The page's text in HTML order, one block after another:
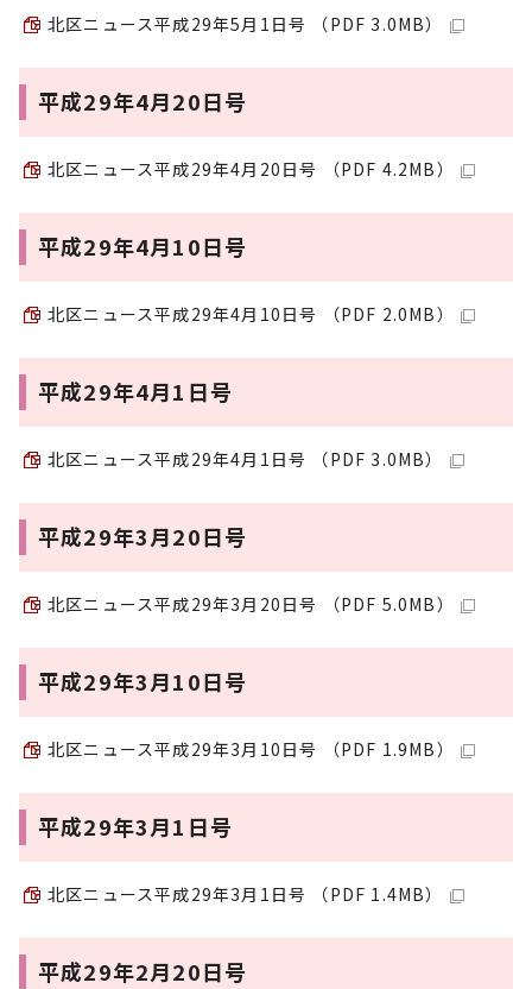
北区ニュース平成29年5月1日号 （PDF 3.0MB）
平成29年4月20日号
北区ニュース平成29年4月20日号 （PDF 4.2MB）
平成29年4月10日号
北区ニュース平成29年4月10日号 （PDF 2.0MB）
平成29年4月1日号
北区ニュース平成29年4月1日号 （PDF 3.0MB）
平成29年3月20日号
北区ニュース平成29年3月20日号 （PDF 5.0MB）
平成29年3月10日号
北区ニュース平成29年3月10日号 （PDF 1.9MB）
平成29年3月1日号
北区ニュース平成29年3月1日号 （PDF 1.4MB）
平成29年2月20日号